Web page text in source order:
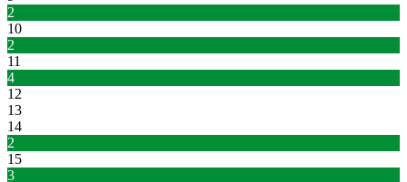
2
10
2
11
4
12
13
14
2
15
3